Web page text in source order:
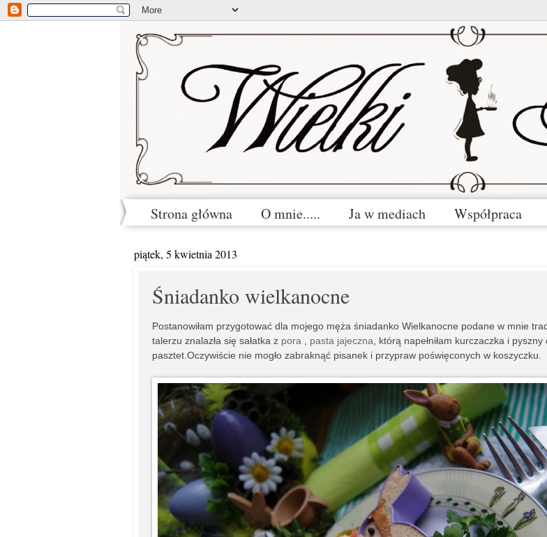
Strona główna O mnie..... Ja w mediach Współpraca
piątek, 5 kwietnia 2013
Śniadanko wielkanocne
Postanowiłam przygotować dla mojego męża śniadanko Wielkanocne podane w mnie
talerzu znalazła się sałatka z pora pasta jajeczna , którą napełniłam kurczaczka i
pasztet.Oczywiście nie mogło zabraknąć pisanek i przypraw poświęconych w koszyczku.